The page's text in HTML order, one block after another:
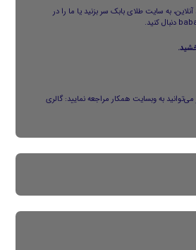
به سایت طلای بابک سر بزنید یا ما را در
دنبال کنید.
به وبسایت همکار مراجعه نمایید:گالری